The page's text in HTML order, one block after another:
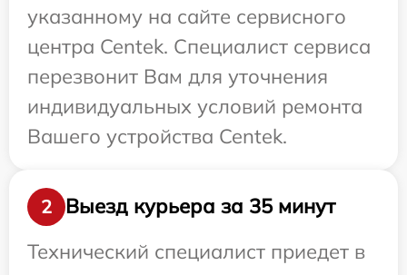
указанному на сайте сервисного
центра Centek. Специалист сервиса
перезвонит Вам для уточнения
индивидуальных условий ремонта
Вашего устройства Centek.
2
Выезд курьера за 35 минут
Технический специалист приедет в